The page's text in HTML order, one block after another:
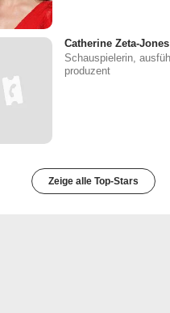
Catherine Zeta-Jones
Schauspielerin,
produzent
Zeige alle Top-Stars